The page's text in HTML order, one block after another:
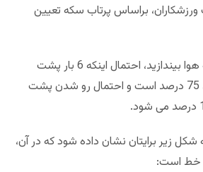
براساس پرتاب سکه تعیین
اگر سکه ای را 100 بار به هوا بیندازید، احتمال اینکه 6 بار پشت
سرهم شیر یا خط بیاید، 75 درصد است و احتمال رو شدن پشت
زیر برایتان نشان داده شود که در آن،